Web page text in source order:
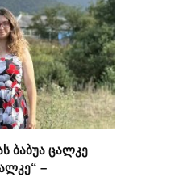
ბაბუა ცალკე
–